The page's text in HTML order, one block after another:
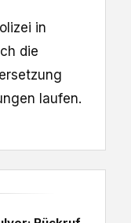
in
die
laufen.